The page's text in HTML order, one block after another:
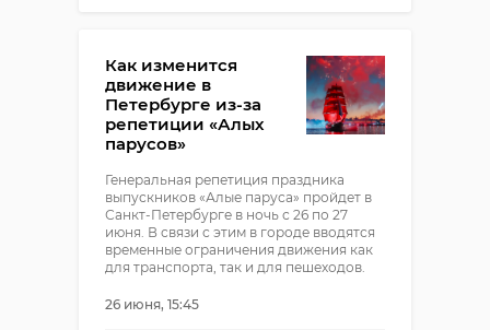
Как изменится
движение в
Петербурге из-за
репетиции «Алых
парусов»
Генеральная репетиция праздника
выпускников «Алые паруса» пройдет в
Санкт-Петербурге в ночь с 26 по 27
июня. В связи с этим в городе вводятся
временные ограничения движения как
для транспорта, так и для пешеходов.
26 июня, 15:45